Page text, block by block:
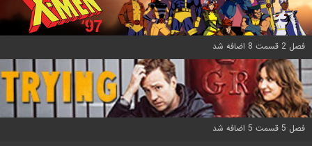
فصل 2 قسمت 8 اضافه شد
فصل 5 قسمت 5 اضافه شد